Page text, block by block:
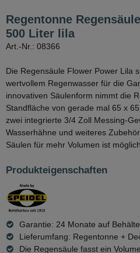
Regentonne
500 Liter lila
Art.-Nr.: 08366
Die Regensäule Flower Power Lila
wertvollem Regenwasser für die
innovativen Säulenform nimmt die
Standfläche von gerade mal 65 x
zwei integrierte 3/4 Zoll Messing-
Wasserhähne und weiteres
Säulen für mehr Volumen ist möglich.
Produkteigenschaften
Garantie: 24 Monate auf
Lieferumfang: Regentonne +
Die Regensäule fasst ein